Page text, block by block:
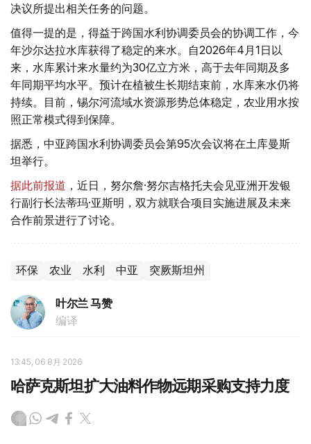
决议所提出相关任务的问题。
值得一提的是，得益于跨国水利协调委员会的协调工作，今
年沙尔达拉水库获得了稳定的来水。自2026年4月1日以
来，水库累计来水量约为30亿立方米，高于去年同期及多
年同期平均水平。预计在植被生长期结束前，水库来水仍将
持续。目前，锡尔河流域水资源形势总体稳定，农业用水按
照正常模式得到保障。
据悉，中亚跨国水利协调委员会第95次会议将在土库曼斯
坦举行。
据此前报道 ，近日，努尔詹·努尔吉格托夫会见亚洲开发银
行副行长法蒂玛·亚斯明，双方就联合项目实施进展及未来
合作前景进行了讨论。
环保 农业 水利 中亚 突厥斯坦州
叶尔兰 马赞
编译
13:45, 06 8月 2026
哈萨克斯坦扩大油料作物远期采购支持力度